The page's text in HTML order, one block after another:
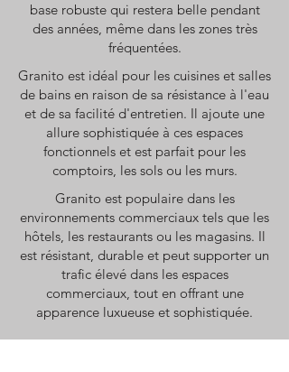
base robuste qui restera belle pendant
des années, même dans les zones très
fréquentées.
Granito est idéal pour les cuisines et salles
de bains en raison de sa résistance à l'eau
et de sa facilité d'entretien. Il ajoute une
allure sophistiquée à ces espaces
fonctionnels et est parfait pour les
comptoirs, les sols ou les murs.
Granito est populaire dans les
environnements commerciaux tels que les
hôtels, les restaurants ou les magasins. Il
est résistant, durable et peut supporter un
trafic élevé dans les espaces
commerciaux, tout en offrant une
apparence luxueuse et sophistiquée.